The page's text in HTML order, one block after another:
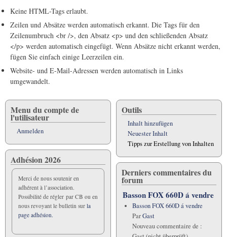
Keine HTML-Tags erlaubt.
Zeilen und Absätze werden automatisch erkannt. Die Tags für den
Zeilenumbruch <br />, den Absatz <p> und den schließenden Absatz
</p> werden automatisch eingefügt. Wenn Absätze nicht erkannt werden,
fügen Sie einfach einige Leerzeilen ein.
Website- und E-Mail-Adressen werden automatisch in Links
umgewandelt.
Menu du compte de
l'utilisateur
Anmelden
Adhésion 2026
Merci de nous soutenir en
adhérent à l’association.
Possibilité de régler par CB ou en
nous revoyant le bulletin sur la
page adhésion.
Outils
Inhalt hinzufügen
Neuester Inhalt
Tipps zur Erstellung von Inhalten
Derniers commentaires du
forum
Basson FOX 660D á vendre
Basson FOX 660D á vendre
ParGast
Nouveau commentaire de :